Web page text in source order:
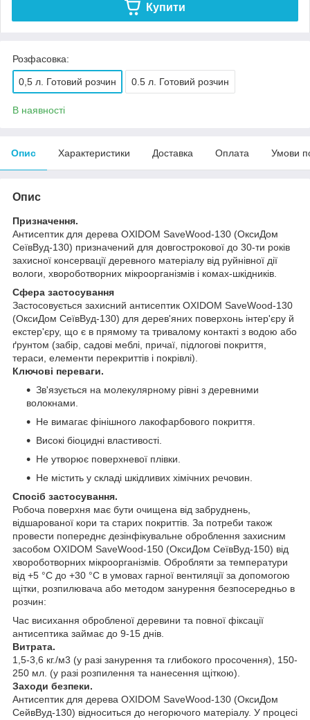
Купити
Розфасовка:
0,5 л. Готовий розчин 0.5 л. Готовий розчин
В наявності
Опис Характеристики Доставка Оплата Умови
Опис
Призначення.
Антисептик для дерева OXIDOM SaveWood-130 (ОксиДом
СеївВуд-130) призначений для довгострокової до 30-ти років
захисної консервації деревного матеріалу від руйнівної дії
вологи, хвороботворних мікроорганізмів і комах-шкідників.
Сфера застосування
Застосовується захисний антисептик OXIDOM SaveWood-130
(ОксиДом СеївВуд-130) для дерев'яних поверхонь інтер'єру й
екстер'єру, що є в прямому та тривалому контакті з водою або
ґрунтом (забір, садові меблі, причаї, підлогові покриття,
тераси, елементи перекриттів і покрівлі).
Ключові переваги.
Зв'язується на молекулярному рівні з деревними
волокнами.
Не вимагає фінішного лакофарбового покриття.
Високі біоцидні властивості.
Не утворює поверхневої плівки.
Не містить у складі шкідливих хімічних речовин.
Спосіб застосування.
Робоча поверхня має бути очищена від забруднень,
відшарованої кори та старих покриттів. За потреби також
провести попереднє дезінфікувальне оброблення захисним
засобом OXIDOM SaveWood-150 (ОксиДом СеївВуд-150) від
хвороботворних мікроорганізмів. Обробляти за температури
від +5 °C до +30 °C в умовах гарної вентиляції за допомогою
щітки, розпилювача або методом занурення безпосередньо в
розчин:
Час висихання обробленої деревини та повної фіксації
антисептика займає до 9-15 днів.
Витрата.
1,5-3,6 кг./м3 (у разі занурення та глибокого просочення), 150-
250 мл. (у разі розпилення та нанесення щіткою).
Заходи безпеки.
Антисептик для дерева OXIDOM SaveWood-130 (ОксиДом
СейвВуд-130) відноситься до негорючого матеріалу. У процесі